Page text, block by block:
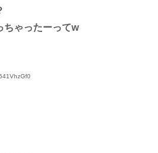
ちゃったーってw